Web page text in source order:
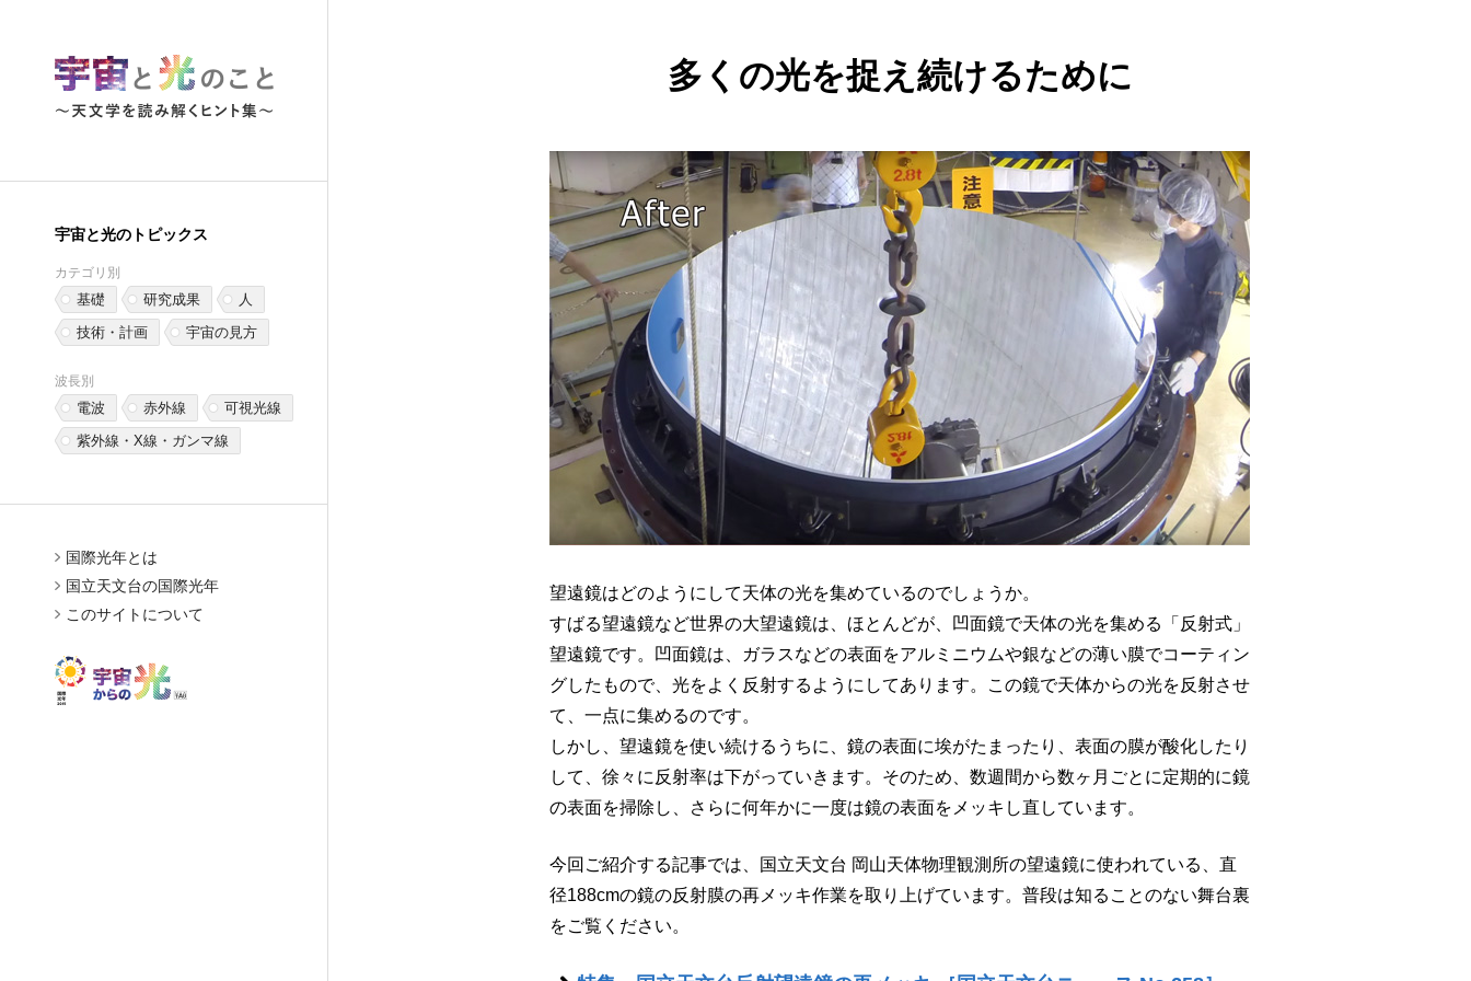
宇宙と光のトピックス
カテゴリ別
基礎 研究成果
人
技術・計画
宇宙の見方
波長別
電波 赤外線
可視光線
紫外線・X線・ガンマ線
国際光年とは
国立天文台の国際光年
このサイトについて
多くの光を捉え続けるために
望遠鏡はどのようにして天体の光を集めているのでしょうか。
すばる望遠鏡など世界の大望遠鏡は、ほとんどが、凹面鏡で天体の光を集める「反射式」
望遠鏡です。凹面鏡は、ガラスなどの表面をアルミニウムや銀などの薄い膜でコーティン
グしたもので、光をよく反射するようにしてあります。この鏡で天体からの光を反射させ
て、一点に集めるのです。
しかし、望遠鏡を使い続けるうちに、鏡の表面に埃がたまったり、表面の膜が酸化したり
して、徐々に反射率は下がっていきます。そのため、数週間から数ヶ月ごとに定期的に鏡
の表面を掃除し、さらに何年かに一度は鏡の表面をメッキし直しています。
今回ご紹介する記事では、国立天文台 岡山天体物理観測所の望遠鏡に使われている、直
径188cmの鏡の反射膜の再メッキ作業を取り上げています。普段は知ることのない舞台裏
をご覧ください。